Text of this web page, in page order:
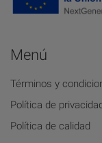
Menú
Términos y
Política de
Política de calidad